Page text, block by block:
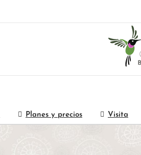
Planes y precios Visita